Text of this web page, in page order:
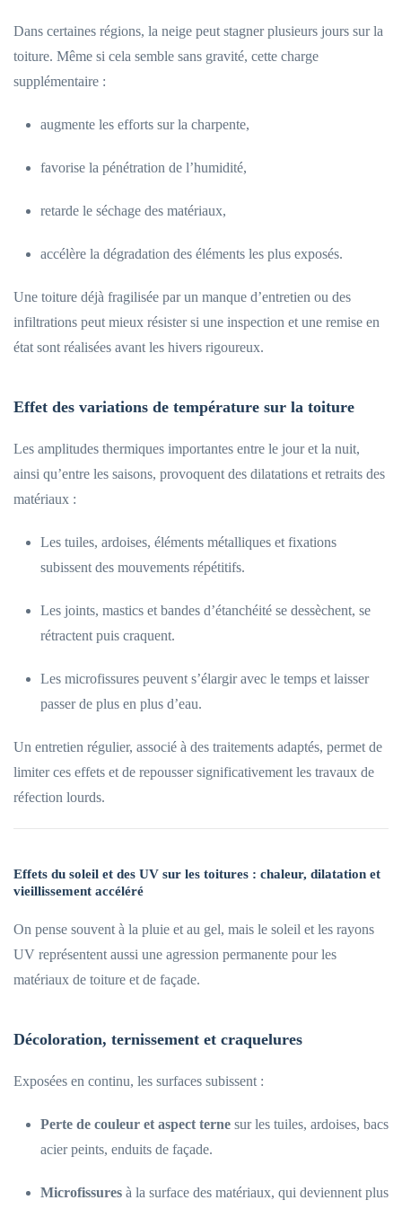
Dans certaines régions, la neige peut stagner plusieurs jours sur la
toiture. Même si cela semble sans gravité, cette charge
supplémentaire :
augmente les efforts sur la charpente,
favorise la pénétration de l’humidité,
retarde le séchage des matériaux,
accélère la dégradation des éléments les plus exposés.
Une toiture déjà fragilisée par un manque d’entretien ou des
infiltrations peut mieux résister si une inspection et une remise en
état sont réalisées avant les hivers rigoureux.
Effet des variations de température sur la toiture
Les amplitudes thermiques importantes entre le jour et la nuit,
ainsi qu’entre les saisons, provoquent des dilatations et retraits des
matériaux :
Les tuiles, ardoises, éléments métalliques et fixations
subissent des mouvements répétitifs.
Les joints, mastics et bandes d’étanchéité se dessèchent, se
rétractent puis craquent.
Les microfissures peuvent s’élargir avec le temps et laisser
passer de plus en plus d’eau.
Un entretien régulier, associé à des traitements adaptés, permet de
limiter ces effets et de repousser significativement les travaux de
réfection lourds.
Effets du soleil et des UV sur les toitures : chaleur, dilatation et
vieillissement accéléré
On pense souvent à la pluie et au gel, mais le soleil et les rayons
UV représentent aussi une agression permanente pour les
matériaux de toiture et de façade.
Décoloration, ternissement et craquelures
Exposées en continu, les surfaces subissent :
Perte de couleur et aspect terne sur les tuiles, ardoises, bacs
acier peints, enduits de façade.
Microfissures à la surface des matériaux, qui deviennent plus